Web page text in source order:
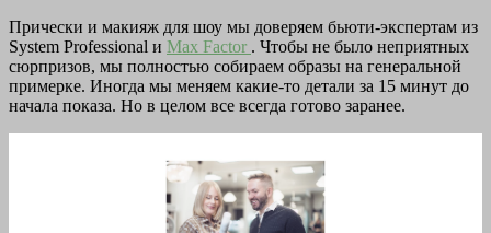
Прически и макияж для шоу мы доверяем бьюти-экспертам из
System Professional и Max Factor . Чтобы не было неприятных
сюрпризов, мы полностью собираем образы на генеральной
примерке. Иногда мы меняем какие-то детали за 15 минут до
начала показа. Но в целом все всегда готово заранее.